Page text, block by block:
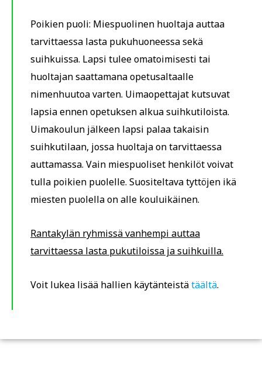
Poikien puoli: Miespuolinen huoltaja auttaa
tarvittaessa lasta pukuhuoneessa sekä
suihkuissa. Lapsi tulee omatoimisesti tai
huoltajan saattamana opetusaltaalle
nimenhuutoa varten. Uimaopettajat kutsuvat
lapsia ennen opetuksen alkua suihkutiloista.
Uimakoulun jälkeen lapsi palaa takaisin
suihkutilaan, jossa huoltaja on tarvittaessa
auttamassa. Vain miespuoliset henkilöt voivat
tulla poikien puolelle. Suositeltava tyttöjen ikä
miesten puolella on alle kouluikäinen.
Rantakylän ryhmissä vanhempi auttaa
tarvittaessa lasta pukutiloissa ja suihkuilla.
Voit lukea lisää hallien käytänteistätäältä.